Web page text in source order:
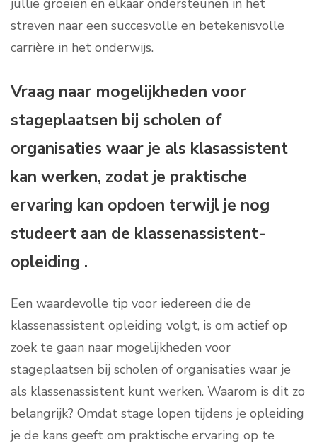
jullie groeien en elkaar ondersteunen in het
streven naar een succesvolle en betekenisvolle
carrière in het onderwijs.
Vraag naar mogelijkheden voor
stageplaatsen bij scholen of
organisaties waar je als klasassistent
kan werken, zodat je praktische
ervaring kan opdoen terwijl je nog
studeert aan de klassenassistent-
opleiding .
Een waardevolle tip voor iedereen die de
klassenassistent opleiding volgt, is om actief op
zoek te gaan naar mogelijkheden voor
stageplaatsen bij scholen of organisaties waar je
als klassenassistent kunt werken. Waarom is dit zo
belangrijk? Omdat stage lopen tijdens je opleiding
je de kans geeft om praktische ervaring op te